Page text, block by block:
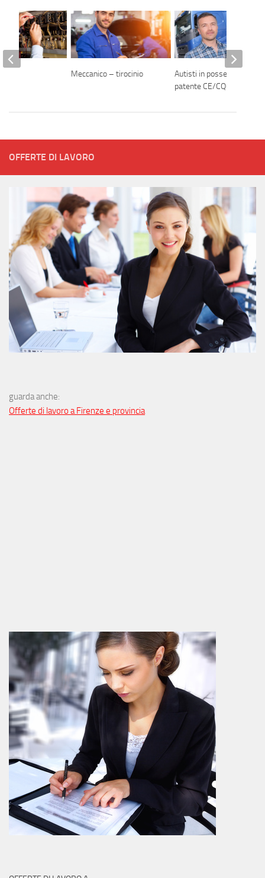
Meccanico – tirocinio
Autisti in possesso di
patente CE/CQC
OFFERTE DI LAVORO
guarda anche:
Offerte di lavoro a Firenze e provincia